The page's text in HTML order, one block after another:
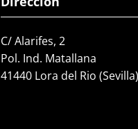
C/ Alarifes, 2
Pol. Ind. Matallana
41440 Lora del Rio (Sevilla)